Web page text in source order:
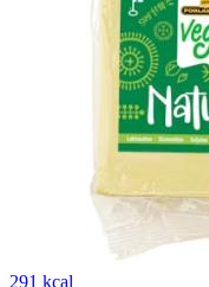
291 kcal